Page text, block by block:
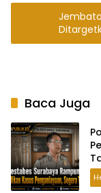
2026
Baca Juga